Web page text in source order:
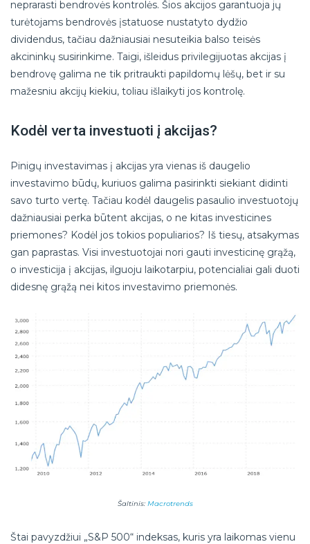
neprarasti bendrovės kontrolės. Šios akcijos garantuoja jų
turėtojams bendrovės įstatuose nustatyto dydžio
dividendus, tačiau dažniausiai nesuteikia balso teisės
akcininkų susirinkime. Taigi, išleidus privilegijuotas akcijas į
bendrovę galima ne tik pritraukti papildomų lėšų, bet ir su
mažesniu akcijų kiekiu, toliau išlaikyti jos kontrolę.
Kodėl verta investuoti į akcijas?
Pinigų investavimas į akcijas yra vienas iš daugelio
investavimo būdų, kuriuos galima pasirinkti siekiant didinti
savo turto vertę. Tačiau kodėl daugelis pasaulio investuotojų
dažniausiai perka būtent akcijas, o ne kitas investicines
priemones? Kodėl jos tokios populiarios? Iš tiesų, atsakymas
gan paprastas. Visi investuotojai nori gauti investicinę grąžą,
o investicija į akcijas, ilguoju laikotarpiu, potencialiai gali duoti
didesnę grąžą nei kitos investavimo priemonės.
Šaltinis: Macrotrends
Štai pavyzdžiui „S&P 500“ indeksas, kuris yra laikomas vienu